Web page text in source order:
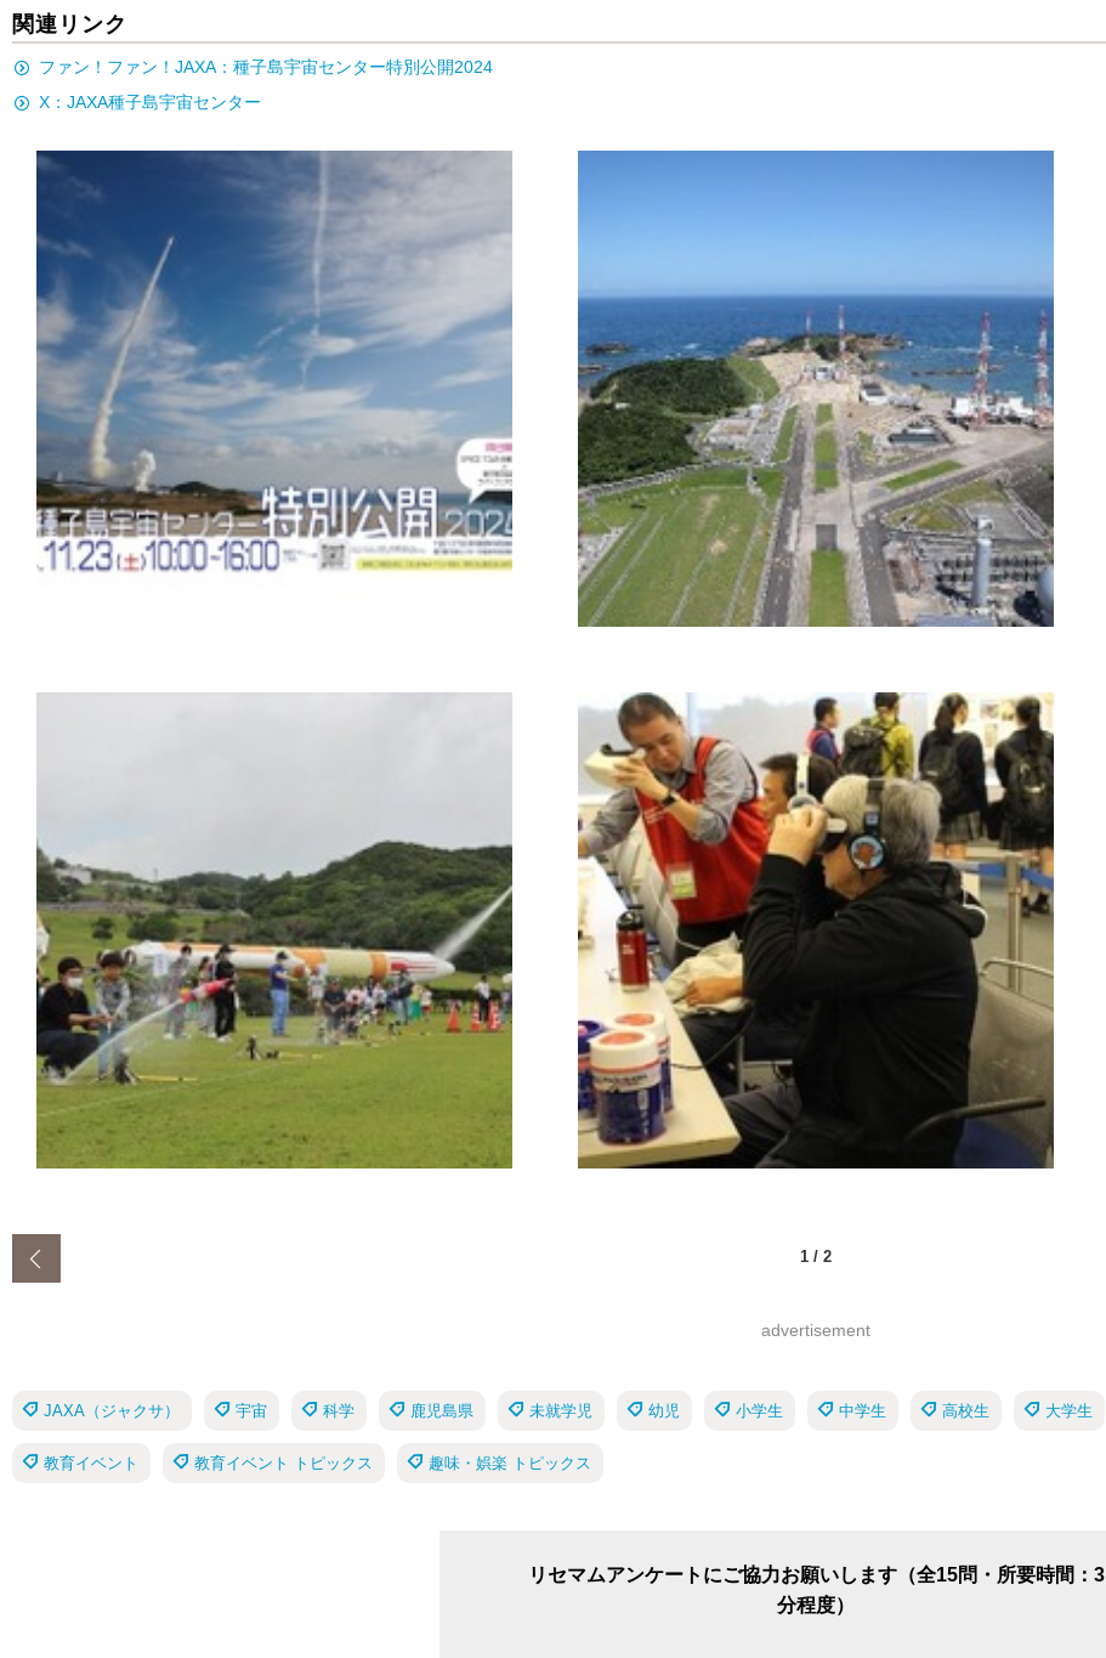
関連リンク
ファン！ファン！JAXA：種子島宇宙センター特別公開2024
X：JAXA種子島宇宙センター
1 / 2
advertisement
JAXA（ジャクサ） 宇宙 科学 鹿児島県 未就学児 幼児 小学生 中学生 高校生 大学生
教育イベント 教育イベント トピックス 趣味・娯楽 トピックス
リセマムアンケートにご協力お願いします（全15問・所要時間：3
分程度）